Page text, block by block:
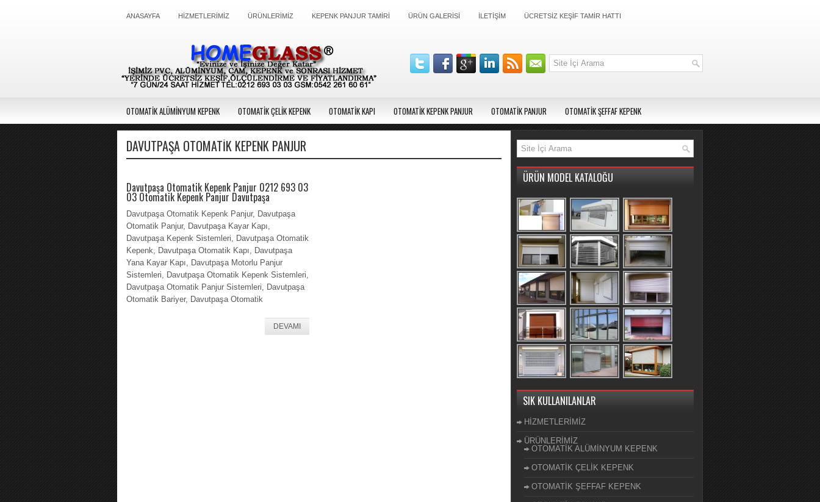
ANASAYFA HİZMETLERİMİZ ÜRÜNLERİMİZ KEPENK PANJUR TAMİRİ ÜRÜN GALERİSİ İLETİŞİM ÜCRETSİZ KEŞİF TAMİR HATTI
OTOMATİK ALÜMİNYUM KEPENK OTOMATİK ÇELİK KEPENK OTOMATİK KAPI OTOMATİK KEPENK PANJUR OTOMATİK PANJUR OTOMATİK ŞEFFAF KEPENK
DAVUTPAŞA OTOMATIK KEPENK PANJUR
Davutpaşa Otomatik Kepenk Panjur 0212 693 03
03 Otomatik Kepenk Panjur Davutpaşa
Davutpaşa Otomatik Kepenk Panjur, Davutpaşa
Otomatik Panjur, Davutpaşa Kayar Kapı,
Davutpaşa Kepenk Sistemleri, Davutpaşa Otomatik
Kepenk, Davutpaşa Otomatik Kapı, Davutpaşa
Yana Kayar Kapı, Davutpaşa Motorlu Panjur
Sistemleri, Davutpaşa Otomatik Kepenk Sistemleri,
Davutpaşa Otomatik Panjur Sistemleri, Davutpaşa
Otomatik Bariyer, Davutpaşa Otomatik
DEVAMI
ÜRÜN MODEL KATALOĞU
SIK KULLANILANLAR
HİZMETLERİMİZ
ÜRÜNLERİMİZ
OTOMATİK ALÜMİNYUM KEPENK
OTOMATİK ÇELİK KEPENK
OTOMATİK ŞEFFAF KEPENK